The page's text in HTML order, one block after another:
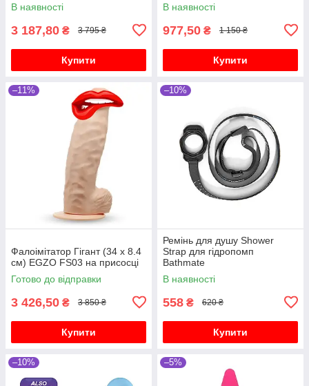
В наявності
3 187,80 ₴ 3 795 ₴
Купити
В наявності
977,50 ₴ 1 150 ₴
Купити
–11%
Фалоімітатор Гігант (34 х 8.4
см) EGZO FS03 на присосці
Готово до відправки
3 426,50 ₴ 3 850 ₴
Купити
–10%
Ремінь для душу Shower
Strap для гідропомп
Bathmate
В наявності
558 ₴ 620 ₴
Купити
–10% –5%